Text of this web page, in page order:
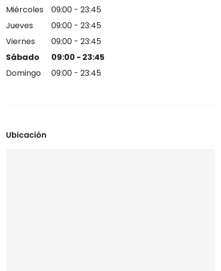
Miércoles
09:00 - 23:45
Jueves
09:00 - 23:45
Viernes
09:00 - 23:45
Sábado
09:00 - 23:45
Domingo
09:00 - 23:45
Ubicación